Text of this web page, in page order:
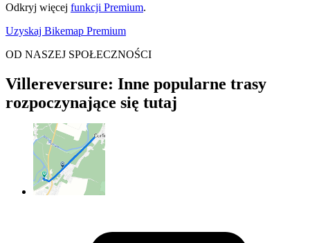
Odkryj więcej funkcji Premium.
Uzyskaj Bikemap Premium
OD NASZEJ SPOŁECZNOŚCI
Villereversure: Inne popularne trasy
rozpoczynające się tutaj